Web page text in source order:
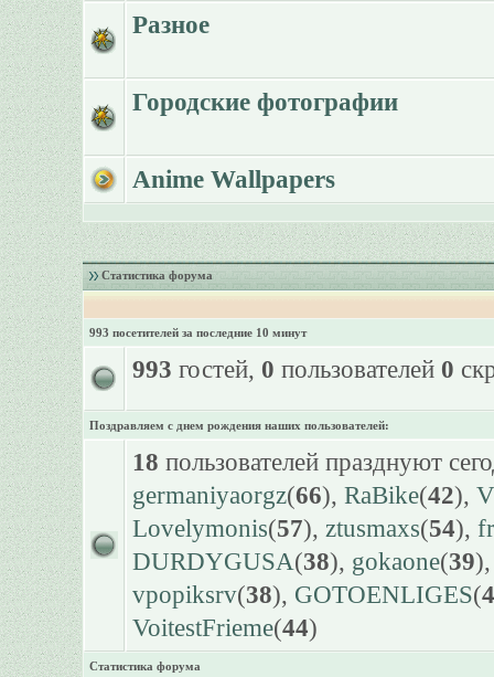
Разное
Городские фотографии
Anime Wallpapers
Статистика форума
993 посетителей за последние 10 минут
993 гостей, 0 пользователей 0
Поздравляем с днем рождения наших пользователей:
18 пользователей празднуют
germaniyaorgz(66), RaBike(42),
Lovelymonis(57), ztusmaxs(54),
DURDYGUSA(38), gokaone(39
vpopiksrv(38), GOTOENLIGES(
VoitestFrieme(44)
Статистика форума